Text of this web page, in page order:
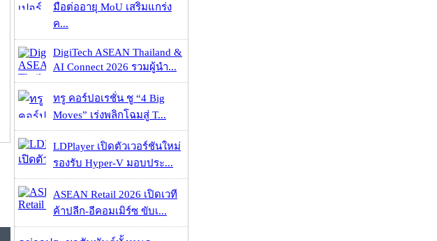
มือต่ออายุ MoU เสริมแกร่ง
ค...
DigiTech ASEAN Thailand &
AI Connect 2026 รวมผู้นำ...
ทรู คอร์ปอเรชั่น ชู “4 Big
Moves” เร่งพลิกโฉมสู่ T...
LDPlayer เปิดตัวเวอร์ชันใหม่
รองรับ Hyper-V มอบประ...
ASEAN Retail 2026 เปิดเวที
ค้าปลีก-อีคอมเมิร์ซ ขับเ...